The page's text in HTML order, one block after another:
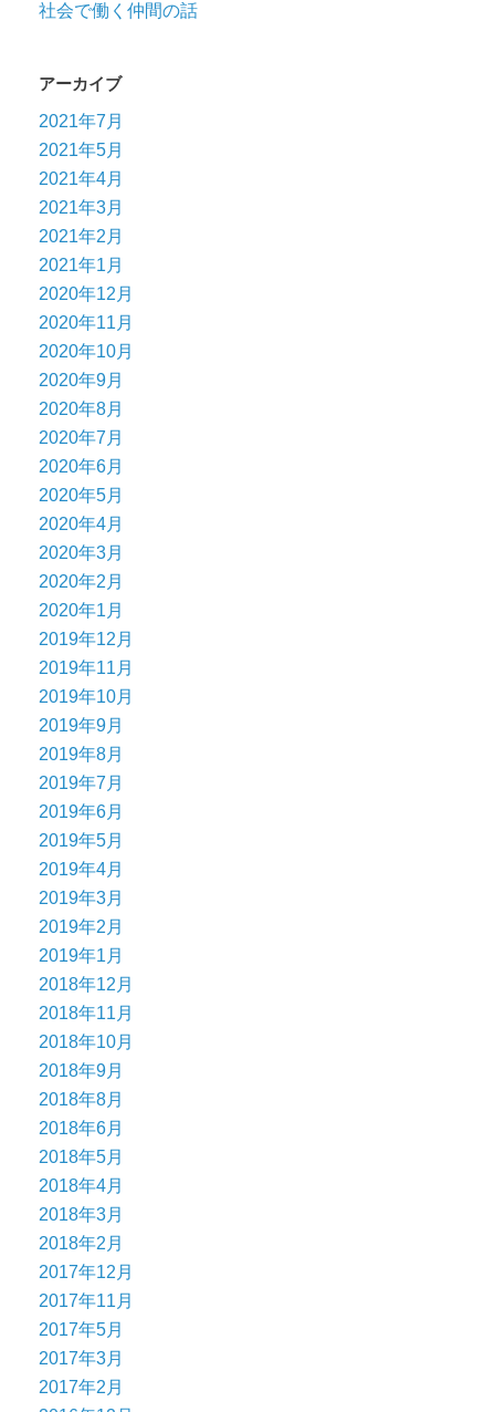
社会で働く仲間の話
アーカイブ
2021年7月
2021年5月
2021年4月
2021年3月
2021年2月
2021年1月
2020年12月
2020年11月
2020年10月
2020年9月
2020年8月
2020年7月
2020年6月
2020年5月
2020年4月
2020年3月
2020年2月
2020年1月
2019年12月
2019年11月
2019年10月
2019年9月
2019年8月
2019年7月
2019年6月
2019年5月
2019年4月
2019年3月
2019年2月
2019年1月
2018年12月
2018年11月
2018年10月
2018年9月
2018年8月
2018年6月
2018年5月
2018年4月
2018年3月
2018年2月
2017年12月
2017年11月
2017年5月
2017年3月
2017年2月